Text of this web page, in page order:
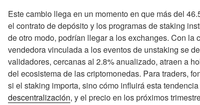
Este cambio llega en un momento en que más del
el contrato de depósito y los programas de staking
de otro modo, podrían llegar a los exchanges. Con
vendedora vinculada a los eventos de unstaking se
validadores, cercanas al 2.8% anualizado, atraen a
del ecosistema de las criptomonedas. Para traders,
si el staking importa, sino cómo influirá esta
descentralización, y el precio en los próximos